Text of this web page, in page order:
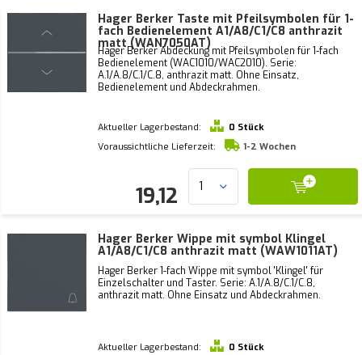
Hager Berker Taste mit Pfeilsymbolen für 1-
fach Bedienelement A1/A8/C1/C8 anthrazit
matt (WAN7050AT)
Hager Berker Abdeckung mit Pfeilsymbolen für 1-fach
Bedienelement (WAC1010/WAC2010). Serie:
A.1/A.8/C.1/C.8, anthrazit matt. Ohne Einsatz,
Bedienelement und Abdeckrahmen.
Aktueller Lagerbestand:
0 Stück
Voraussichtliche Lieferzeit:
1-2 Wochen
19,12
Hager Berker Wippe mit symbol Klingel
A1/A8/C1/C8 anthrazit matt (WAW1011AT)
Hager Berker 1-fach Wippe mit symbol 'Klingel' für
Einzelschalter und Taster. Serie: A.1/A.8/C.1/C.8,
anthrazit matt. Ohne Einsatz und Abdeckrahmen.
Aktueller Lagerbestand:
0 Stück